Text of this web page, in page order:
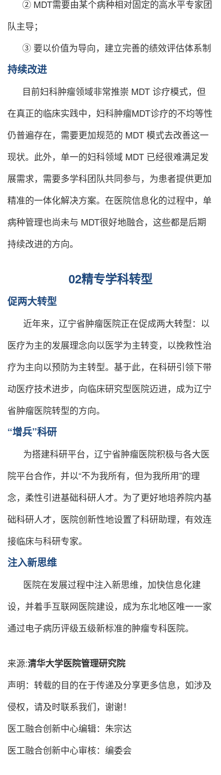
② MDT需要由某个病种相对固定的高水平专家团
队主导；
③ 要以价值为导向，建立完善的绩效评估体系制
持续改进
目前妇科肿瘤领域非常推崇 MDT 诊疗模式，但
在真正的临床实践中，妇科肿瘤MDT诊疗的不均等性
仍普遍存在，需要更加规范的 MDT 模式去改善这一
现状。此外，单一的妇科领域 MDT 已经很难满足发
展需求，需要多学科团队共同参与，为患者提供更加
精准的一体化解决方案。在医院信息化的过程中，单
病种管理也尚未与 MDT很好地融合，这些都是后期
持续改进的方向。
02精专学科转型
促两大转型
近年来，辽宁省肿瘤医院正在促成两大转型：以
医疗为主的发展理念向以医学为主转变，以挽救性治
疗为主向以预防为主转型。基于此，在科研引领下带
动医疗技术进步，向临床研究型医院迈进，成为辽宁
省肿瘤医院转型的方向。
“增兵”科研
为搭建科研平台，辽宁省肿瘤医院积极与各大医
院平台合作，并以“不为我所有，但为我所用”的理
念，柔性引进基础科研人才。为了更好地培养院内基
础科研人才，医院创新性地设置了科研助理，有效连
接临床与科研专家。
注入新思维
医院在发展过程中注入新思维，加快信息化建
设，并着手互联网医院建设，成为东北地区唯一一家
通过电子病历评级五级新标准的肿瘤专科医院。
来源:清华大学医院管理研究院
声明：转载的目的在于传递及分享更多信息，如涉及
侵权，请及时联系我们，谢谢！
医工融合创新中心编辑：朱宗达
医工融合创新中心审核：编委会